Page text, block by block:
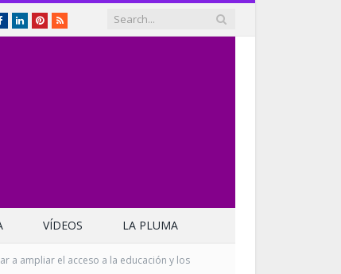
FacebookLinkedInPinterest
RSS
VÍDEOS LA PLUMA
a ampliar el acceso a la educación y los